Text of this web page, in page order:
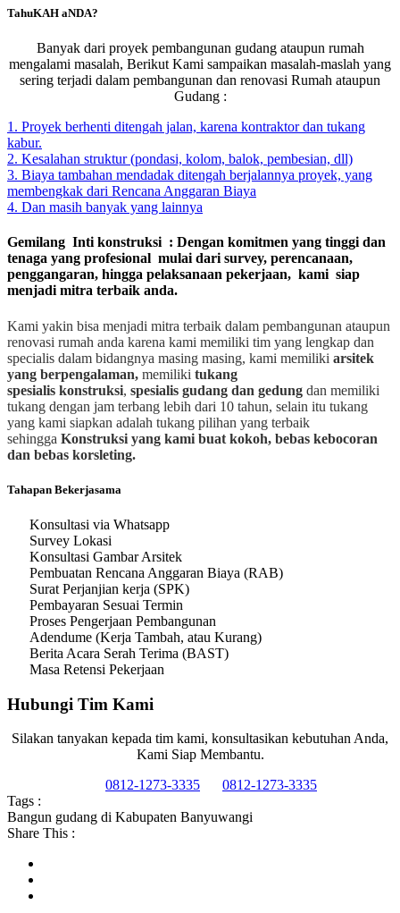
TahuKAH aNDA?
Banyak dari proyek pembangunan gudang ataupun rumah
mengalami masalah, Berikut Kami sampaikan masalah-maslah yang
sering terjadi dalam pembangunan dan renovasi Rumah ataupun
Gudang :
1. Proyek berhenti ditengah jalan, karena kontraktor dan tukang
kabur.
2. Kesalahan struktur (pondasi, kolom, balok, pembesian, dll)
3. Biaya tambahan mendadak ditengah berjalannya proyek, yang
membengkak dari Rencana Anggaran Biaya
4. Dan masih banyak yang lainnya
Gemilang Inti konstruksi : Dengan komitmen yang tinggi dan
tenaga yang profesional mulai dari survey, perencanaan,
penggangaran, hingga pelaksanaan pekerjaan, kami siap
menjadi mitra terbaik anda.
Kami yakin bisa menjadi mitra terbaik dalam pembangunan ataupun
renovasi rumah anda karena kami memiliki tim yang lengkap dan
specialis dalam bidangnya masing masing, kami memiliki arsitek
yang berpengalaman, memiliki tukang
spesialis konstruksi, spesialis gudang dan gedung dan memiliki
tukang dengan jam terbang lebih dari 10 tahun, selain itu tukang
yang kami siapkan adalah tukang pilihan yang terbaik
sehingga Konstruksi yang kami buat kokoh, bebas kebocoran
dan bebas korsleting.
Tahapan Bekerjasama
Konsultasi via Whatsapp
Survey Lokasi
Konsultasi Gambar Arsitek
Pembuatan Rencana Anggaran Biaya (RAB)
Surat Perjanjian kerja (SPK)
Pembayaran Sesuai Termin
Proses Pengerjaan Pembangunan
Adendume (Kerja Tambah, atau Kurang)
Berita Acara Serah Terima (BAST)
Masa Retensi Pekerjaan
Hubungi Tim Kami
Silakan tanyakan kepada tim kami, konsultasikan kebutuhan Anda,
Kami Siap Membantu.
0812-1273-3335
0812-1273-3335
Tags :
Bangun gudang di Kabupaten Banyuwangi
Share This :